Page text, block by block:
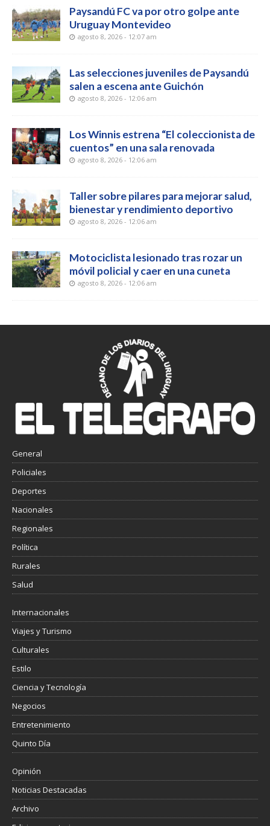
Paysandú FC va por otro golpe ante
Uruguay Montevideo
agosto 8, 2026 - 12:07 am
Las selecciones juveniles de Paysandú
salen a escena ante Guichón
agosto 8, 2026 - 12:06 am
Los Winnis estrena “El coleccionista de
cuentos” en una sala renovada
agosto 8, 2026 - 12:06 am
Taller sobre pilares para mejorar salud,
bienestar y rendimiento deportivo
agosto 8, 2026 - 12:06 am
Motociclista lesionado tras rozar un
móvil policial y caer en una cuneta
agosto 8, 2026 - 12:06 am
General
Policiales
Deportes
Nacionales
Regionales
Política
Rurales
Salud
Internacionales
Viajes y Turismo
Culturales
Estilo
Ciencia y Tecnología
Negocios
Entretenimiento
Quinto Día
Opinión
Noticias Destacadas
Archivo